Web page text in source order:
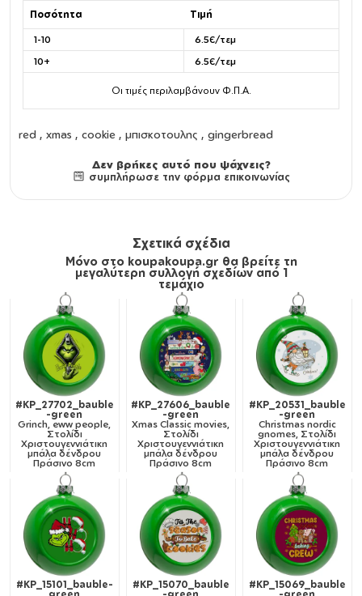
Ποσότητα Τιμή
1-10
6.5€/τεμ
10+
6.5€/τεμ
Οι τιμές περιλαμβάνουν Φ.Π.Α.
red , xmas , cookie , μπισκοτουλης , gingerbread
Δεν βρήκες αυτό που ψάχνεις?
συμπλήρωσε την φόρμα επικοινωνίας
Σχετικά σχέδια
Μόνο στο koupakoupa.gr θα βρείτε τη
μεγαλύτερη συλλογή σχεδίων από 1
τεμάχιο
#KP_27702_bauble
-green
Grinch, eww people,
Στολίδι
Χριστουγεννιάτικη
μπάλα δένδρου
Πράσινο 8cm
#KP_27606_bauble
-green
Xmas Classic movies,
Στολίδι
Χριστουγεννιάτικη
μπάλα δένδρου
Πράσινο 8cm
#KP_20531_bauble
-green
Christmas nordic
gnomes, Στολίδι
Χριστουγεννιάτικη
μπάλα δένδρου
Πράσινο 8cm
#KP_15101_bauble-
#KP_15070_bauble
#KP_15069_bauble